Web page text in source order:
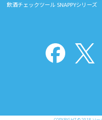
飲酒チェックツールSNAPPYシリーズ